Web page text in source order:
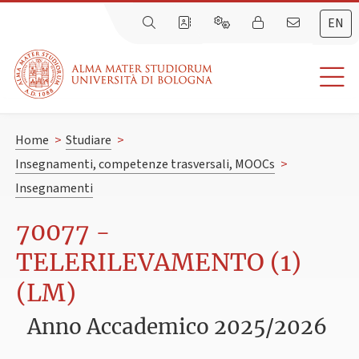
EN
Home > Studiare >
Insegnamenti, competenze trasversali, MOOCs >
Insegnamenti
70077 -
TELERILEVAMENTO (1)
(LM)
Anno Accademico 2025/2026